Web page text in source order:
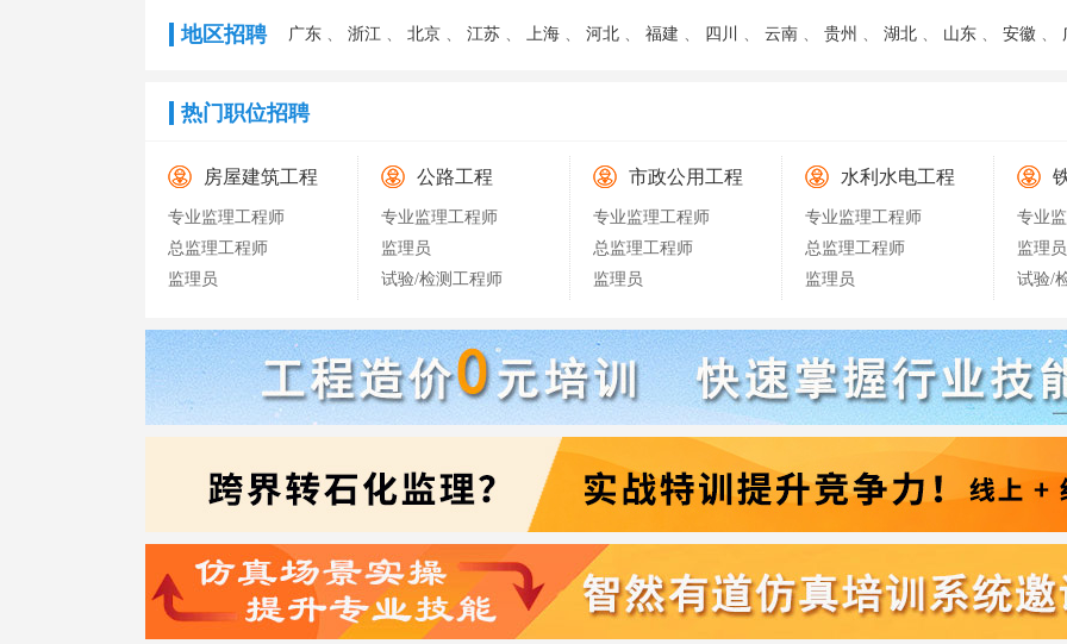
地区招聘 广东 、 浙江 、 北京 、 江苏 、 上海 、 河北 、 福建 、 四川 、 云南 、 贵州 、 湖北 、 山东 、 安徽 、
热门职位招聘
房屋建筑工程
专业监理工程师
总监理工程师
监理员
公路工程
专业监理工程师
监理员
试验/检测工程师
市政公用工程
专业监理工程师
总监理工程师
监理员
水利水电工程
专业监理工程师
总监理工程师
监理员
专业
监理员
试验/